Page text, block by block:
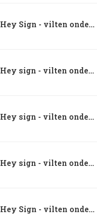
Hey Sign - vilten onde...
Hey sign - vilten onde...
Hey sign - vilten onde...
Hey sign - vilten onde...
Hey Sign - vilten onde...